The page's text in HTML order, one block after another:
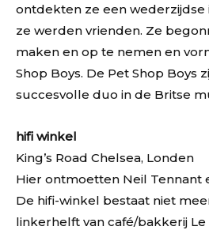
ontdekten ze een wederzijdse
ze werden vrienden. Ze
maken en op te nemen en
Shop Boys. De Pet Shop Boys
succesvolle duo in de Britse
hifi winkel
King’s Road Chelsea, Londen
Hier ontmoetten Neil Tennant
De hifi-winkel bestaat niet
linkerhelft van café/bakkerij Le